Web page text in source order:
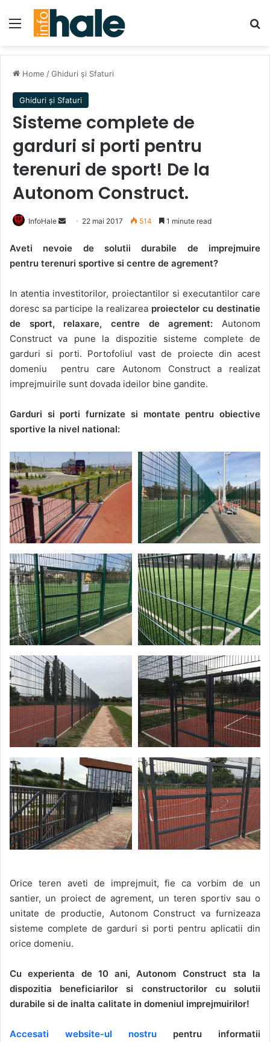
Menu
Home /Ghiduri și Sfaturi
Ghiduri și Sfaturi
Sisteme complete de
garduri si porti pentru
terenuri de sport! De la
Autonom Construct.
InfoHale
Send
email
22 mai 2017 514 1 minute read
Aveti nevoie de solutii durabile de imprejmuire
pentru terenuri sportive si centre de agrement?
In atentia investitorilor, proiectantilor si executantilor care
doresc sa participe la realizarea proiectelor cu destinatie
de sport, relaxare, centre de agrement: Autonom
Construct va pune la dispozitie sisteme complete de
garduri si porti. Portofoliul vast de proiecte din acest
domeniu pentru care Autonom Construct a realizat
imprejmuirile sunt dovada ideilor bine gandite.
Garduri si porti furnizate si montate pentru obiective
sportive la nivel national:
Orice teren aveti de imprejmuit, fie ca vorbim de un
santier, un proiect de agrement, un teren sportiv sau o
unitate de productie, Autonom Construct va furnizeaza
sisteme complete de garduri si porti pentru aplicatii din
orice domeniu.
Cu experienta de 10 ani, Autonom Construct sta la
dispozitia beneficiarilor si constructorilor cu solutii
durabile si de inalta calitate in domeniul imprejmuirilor!
Accesati website-ul nostru pentru informatii